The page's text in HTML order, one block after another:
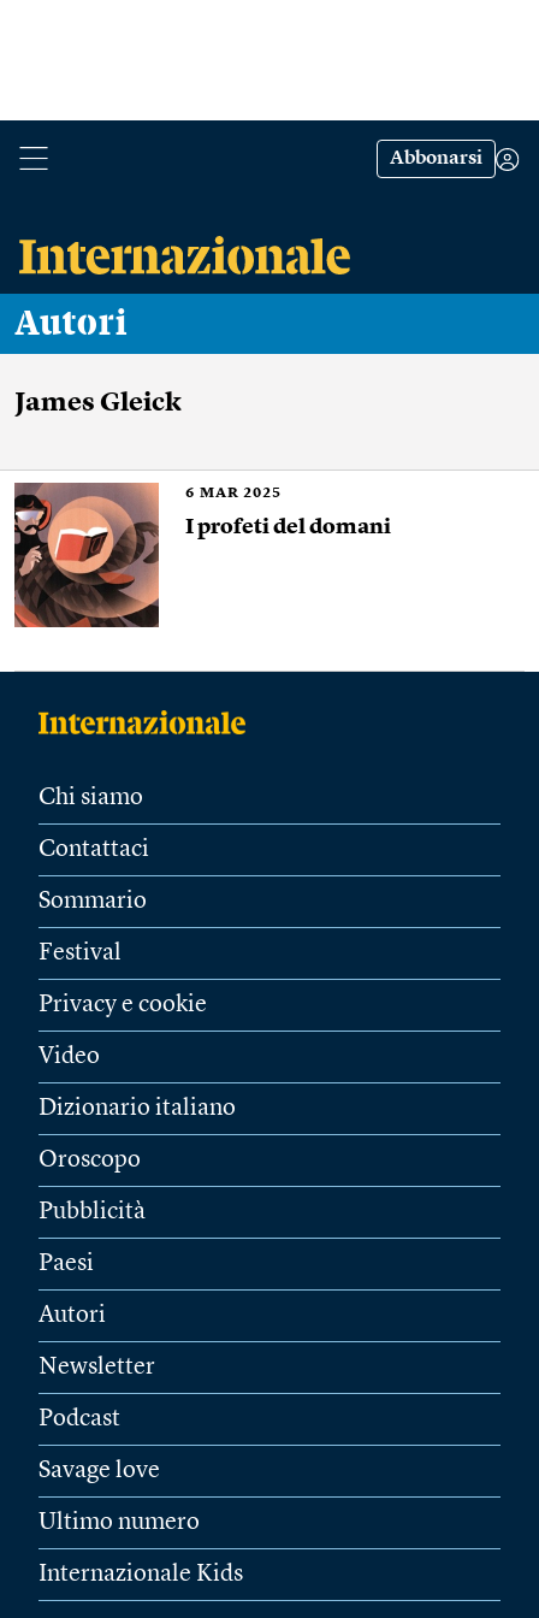
Abbonarsi
Autori
James Gleick
6 MAR 2025
I profeti del domani
Chi siamo
Contattaci
Sommario
Festival
Privacy e cookie
Video
Dizionario italiano
Oroscopo
Pubblicità
Paesi
Autori
Newsletter
Podcast
Savage love
Ultimo numero
Internazionale Kids